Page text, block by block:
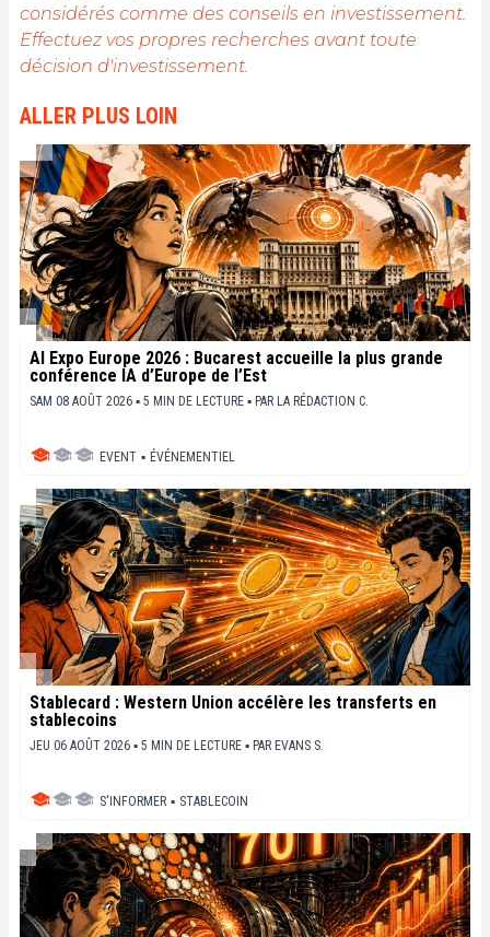
considérés comme des conseils en investissement.
Effectuez vos propres recherches avant toute
décision d'investissement.
ALLER PLUS LOIN
AI Expo Europe 2026 : Bucarest accueille la plus grande
conférence IA d’Europe de l’Est
SAM 08 AOÛT 2026 ▪ 5 MIN DE LECTURE ▪ PAR LA RÉDACTION C.
EVENT ▪ ÉVÉNEMENTIEL
Stablecard : Western Union accélère les transferts en
stablecoins
JEU 06 AOÛT 2026 ▪ 5 MIN DE LECTURE ▪ PAR EVANS S.
S'INFORMER ▪ STABLECOIN